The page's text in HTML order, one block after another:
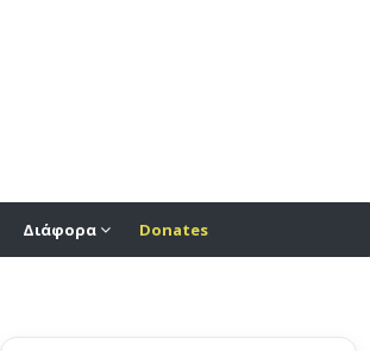
Διάφορα Donates